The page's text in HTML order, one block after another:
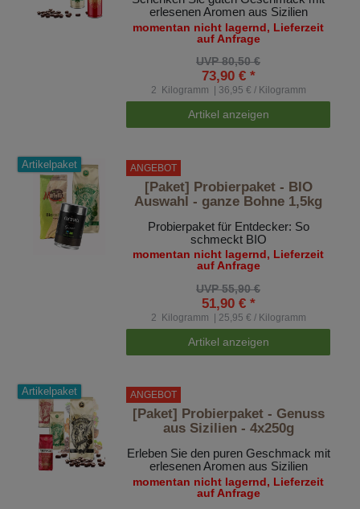
erlesenen Aromen aus Sizilien
momentan nicht lagernd, Lieferzeit
auf Anfrage
UVP 80,50 €
73,90 € *
2 Kilogramm | 36,95 € / Kilogramm
Artikel anzeigen
Artikelpaket ANGEBOT
[Paket] Probierpaket - BIO
Auswahl - ganze Bohne 1,5kg
Probierpaket für Entdecker: So
schmeckt BIO
momentan nicht lagernd, Lieferzeit
auf Anfrage
UVP 55,90 €
51,90 € *
2 Kilogramm | 25,95 € / Kilogramm
Artikel anzeigen
Artikelpaket ANGEBOT
[Paket] Probierpaket - Genuss
aus Sizilien - 4x250g
Erleben Sie den puren Geschmack mit
erlesenen Aromen aus Sizilien
momentan nicht lagernd, Lieferzeit
auf Anfrage